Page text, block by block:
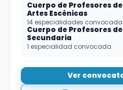
Cuerpo de Profesores
Artes Escénicas
14 especialidades
Cuerpo de Profesores
Secundaria
1 especialidad convocada
Ver